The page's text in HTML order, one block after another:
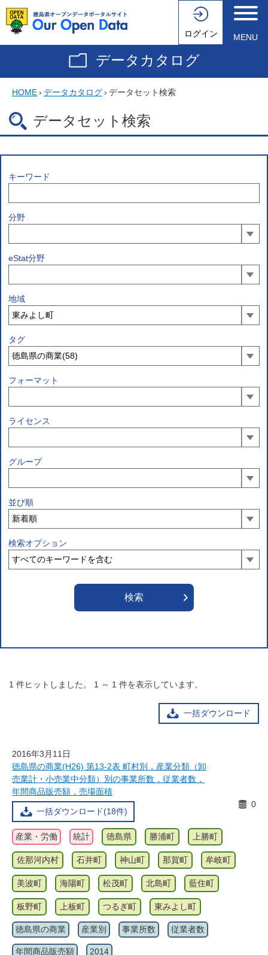
ログイン MENU
データカタログ
HOME› データカタログ› データセット検索
データセット検索
キーワード
分野
eStat分野
地域
タグ
フォーマット
ライセンス
グループ
並び順
検索オプション
1 件ヒットしました。 1 ～ 1 件を表示しています。
一括ダウンロード
2016年3月11日
徳島県の商業(H26) 第13-2表 町村別，産業分類（卸
売業計・小売業中分類）別の事業所数，従業者数，
年間商品販売額，売場面積
一括ダウンロード(18件)
0
産業・労働 統計 徳島県 勝浦町 上勝町
佐那河内村 石井町 神山町 那賀町 牟岐町
美波町 海陽町 松茂町 北島町 藍住町
板野町 上板町 つるぎ町 東みよし町
徳島県の商業 産業別 事業所数 従業者数
年間商品販売額 2014